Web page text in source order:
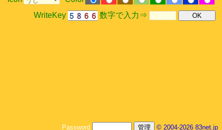
WriteKey
数字で入力⇒
Password © 2004-2026 83net.jp